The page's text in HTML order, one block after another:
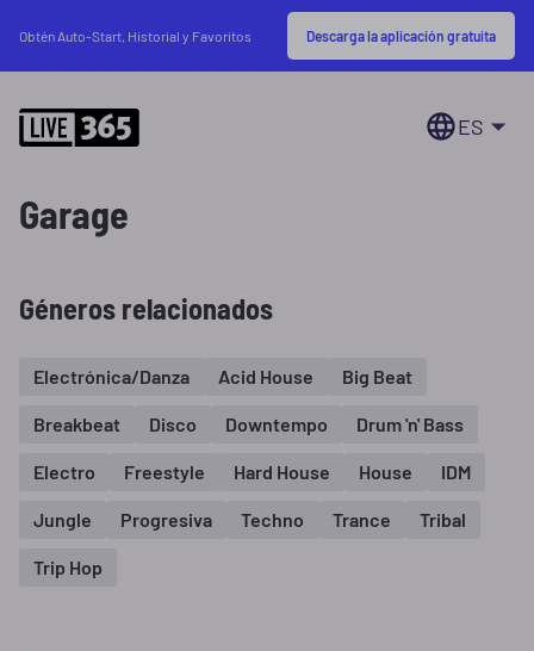
Obtén Auto-Start, Historial y Favoritos Descarga la aplicación gratuita
ES
Garage
Géneros relacionados
Electrónica/Danza Acid House Big Beat
Breakbeat Disco Downtempo Drum 'n' Bass
Electro Freestyle Hard House House IDM
Jungle Progresiva Techno Trance Tribal
Trip Hop